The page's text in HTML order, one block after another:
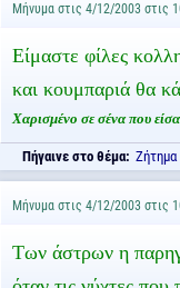
Μήνυμα στις 4/12/2003 στις
Είμαστε φίλες
και κουμπαριά θα
Χαρισμένο σε σένα που
Πήγαινε στο θέμα: Ζήτημα
Μήνυμα στις 4/12/2003 στις
Των άστρων η